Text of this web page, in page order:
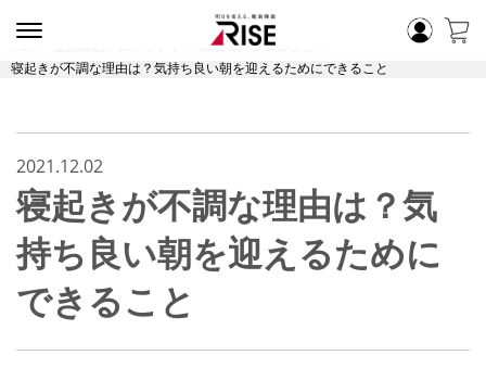
睡眠コンシェルジュ
寝起きが不調な理由は？気持ち良い朝を迎えるためにできること
2021.12.02
寝起きが不調な理由は？気
持ち良い朝を迎えるために
できること